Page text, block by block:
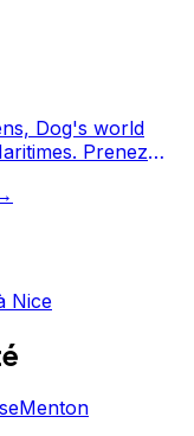
Dog's world
Prenez
Nice
Menton